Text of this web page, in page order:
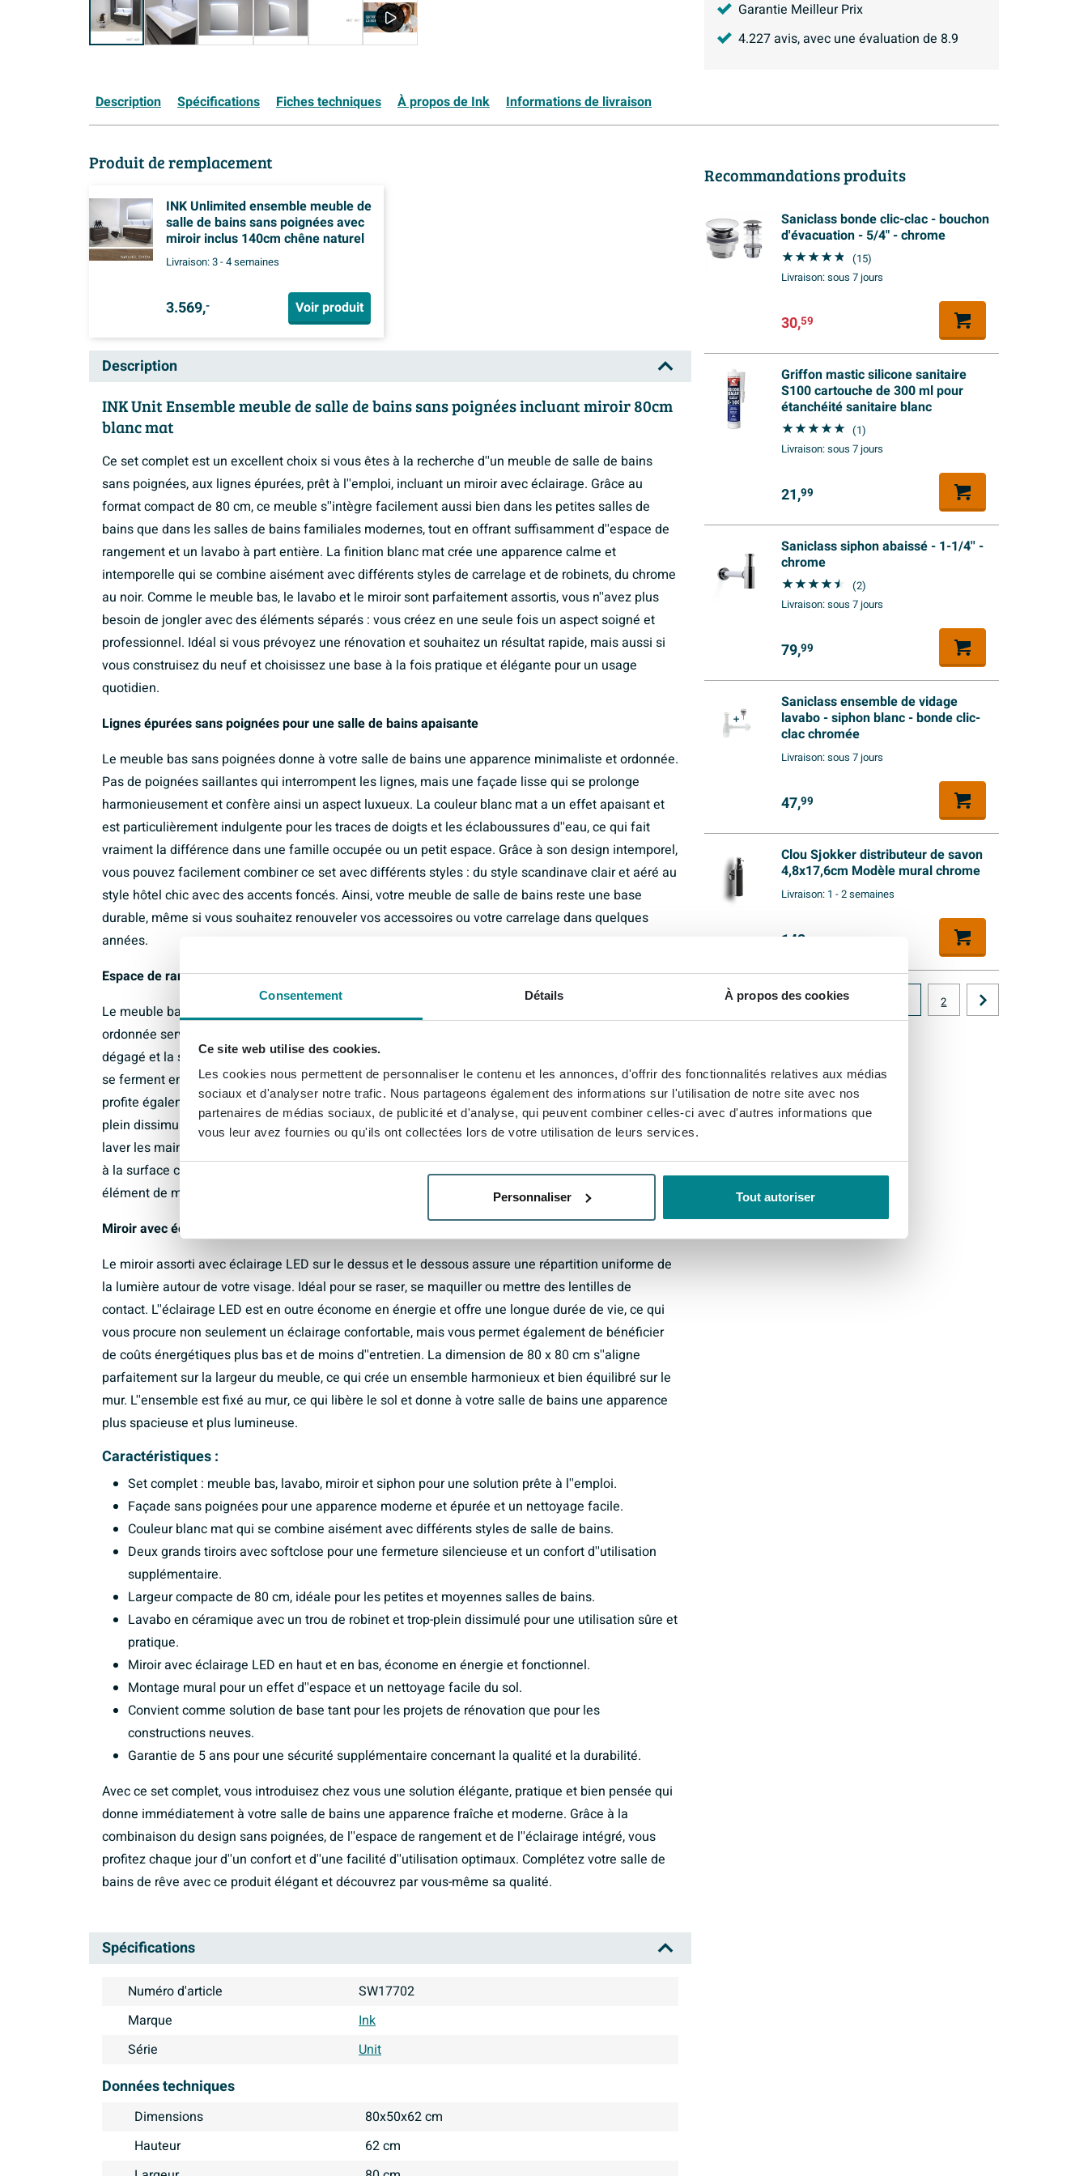
Consentement Détails À propos des cookies
Ce site web utilise des cookies.
Les cookies nous permettent de personnaliser le contenu et les annonces, d'offrir des fonctionnalités relatives aux médias
sociaux et d'analyser notre trafic. Nous partageons également des informations sur l'utilisation de notre site avec nos
partenaires de médias sociaux, de publicité et d'analyse, qui peuvent combiner celles-ci avec d'autres informations que
vous leur avez fournies ou qu'ils ont collectées lors de votre utilisation de leurs services.
Personnaliser Tout autoriser
Garantie Meilleur Prix
4.227avis, avec une évaluation de 8.9
Description Spécifications Fiches techniques À propos de Ink Informations de livraison
Produit de remplacement
INK Unlimited ensemble meuble de
salle de bains sans poignées avec
miroir inclus 140cm chêne naturel
Livraison:3 - 4 semaines
3.569,- Voir produit
Description
INK Unit Ensemble meuble de salle de bains sans poignées incluant miroir 80cm
blanc mat
Ce set complet est un excellent choix si vous êtes à la recherche d''un meuble de salle de bains
sans poignées, aux lignes épurées, prêt à l''emploi, incluant un miroir avec éclairage. Grâce au
format compact de 80 cm, ce meuble s''intègre facilement aussi bien dans les petites salles de
bains que dans les salles de bains familiales modernes, tout en offrant suffisamment d''espace de
rangement et un lavabo à part entière. La finition blanc mat crée une apparence calme et
intemporelle qui se combine aisément avec différents styles de carrelage et de robinets, du chrome
au noir. Comme le meuble bas, le lavabo et le miroir sont parfaitement assortis, vous n''avez plus
besoin de jongler avec des éléments séparés : vous créez en une seule fois un aspect soigné et
professionnel. Idéal si vous prévoyez une rénovation et souhaitez un résultat rapide, mais aussi si
vous construisez du neuf et choisissez une base à la fois pratique et élégante pour un usage
quotidien.
Lignes épurées sans poignées pour une salle de bains apaisante
Le meuble bas sans poignées donne à votre salle de bains une apparence minimaliste et ordonnée.
Pas de poignées saillantes qui interrompent les lignes, mais une façade lisse qui se prolonge
harmonieusement et confère ainsi un aspect luxueux. La couleur blanc mat a un effet apaisant et
est particulièrement indulgente pour les traces de doigts et les éclaboussures d''eau, ce qui fait
vraiment la différence dans une famille occupée ou un petit espace. Grâce à son design intemporel,
vous pouvez facilement combiner ce set avec différents styles : du style scandinave clair et aéré au
style hôtel chic avec des accents foncés. Ainsi, votre meuble de salle de bains reste une base
durable, même si vous souhaitez renouveler vos accessoires ou votre carrelage dans quelques
années.
Espace de rangement pratique et usage quotidien fonctionnel
Le meuble bas dispose de deux grands tiroirs dans lesquels vous pouvez ranger de manière
ordonnée serviettes, produits de soin et produits d''entretien. De cette façon, le plan de toilette reste
dégagé et la salle de bains paraît toujours bien rangée. La fonction softclose garantit que les tiroirs
se ferment en douceur et sans bruit, ce qui est non seulement agréable en termes de confort, mais
profite également à la durée de vie du meuble. Le lavabo intégré avec un trou de robinet et trop-
plein dissimulé est conçu pour un usage quotidien pratique : suffisamment d''espace pour vous
laver les mains ou nettoyer votre visage, tandis que l''eau éclaboussée se nettoie facilement grâce
à la surface céramique lisse. Avec le siphon fourni, vous disposez en outre immédiatement d''un
élément de montage important.
Miroir avec éclairage LED économique pour une lumière fonctionnelle
Le miroir assorti avec éclairage LED sur le dessus et le dessous assure une répartition uniforme de
la lumière autour de votre visage. Idéal pour se raser, se maquiller ou mettre des lentilles de
contact. L''éclairage LED est en outre économe en énergie et offre une longue durée de vie, ce qui
vous procure non seulement un éclairage confortable, mais vous permet également de bénéficier
de coûts énergétiques plus bas et de moins d''entretien. La dimension de 80 x 80 cm s''aligne
parfaitement sur la largeur du meuble, ce qui crée un ensemble harmonieux et bien équilibré sur le
mur. L''ensemble est fixé au mur, ce qui libère le sol et donne à votre salle de bains une apparence
plus spacieuse et plus lumineuse.
Caractéristiques :
Set complet : meuble bas, lavabo, miroir et siphon pour une solution prête à l''emploi.
Façade sans poignées pour une apparence moderne et épurée et un nettoyage facile.
Couleur blanc mat qui se combine aisément avec différents styles de salle de bains.
Deux grands tiroirs avec softclose pour une fermeture silencieuse et un confort d''utilisation
supplémentaire.
Largeur compacte de 80 cm, idéale pour les petites et moyennes salles de bains.
Lavabo en céramique avec un trou de robinet et trop-plein dissimulé pour une utilisation sûre et
pratique.
Miroir avec éclairage LED en haut et en bas, économe en énergie et fonctionnel.
Montage mural pour un effet d''espace et un nettoyage facile du sol.
Convient comme solution de base tant pour les projets de rénovation que pour les
constructions neuves.
Garantie de 5 ans pour une sécurité supplémentaire concernant la qualité et la durabilité.
Avec ce set complet, vous introduisez chez vous une solution élégante, pratique et bien pensée qui
donne immédiatement à votre salle de bains une apparence fraîche et moderne. Grâce à la
combinaison du design sans poignées, de l''espace de rangement et de l''éclairage intégré, vous
profitez chaque jour d''un confort et d''une facilité d''utilisation optimaux. Complétez votre salle de
bains de rêve avec ce produit élégant et découvrez par vous-même sa qualité.
Spécifications
Numéro d'article
SW17702
Marque
Ink
Série
Unit
Données techniques
Dimensions
80x50x62 cm
Hauteur
62 cm
Recommandations produits
Saniclass bonde clic-clac - bouchon
d'évacuation - 5/4" - chrome
(15)
Livraison:sous 7 jours
30,59
Griffon mastic silicone sanitaire
S100 cartouche de 300 ml pour
étanchéité sanitaire blanc
(1)
Livraison:sous 7 jours
21,99
Saniclass siphon abaissé - 1-1/4'' -
chrome
(2)
Livraison:sous 7 jours
79,99
Saniclass ensemble de vidage
lavabo - siphon blanc - bonde clic-
clac chromée
Livraison:sous 7 jours
47,99
Clou Sjokker distributeur de savon
4,8x17,6cm Modèle mural chrome
Livraison: 1 - 2 semaines
142,
2